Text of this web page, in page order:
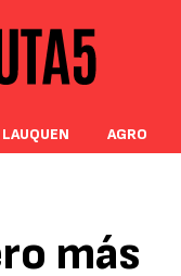
AGRO
más